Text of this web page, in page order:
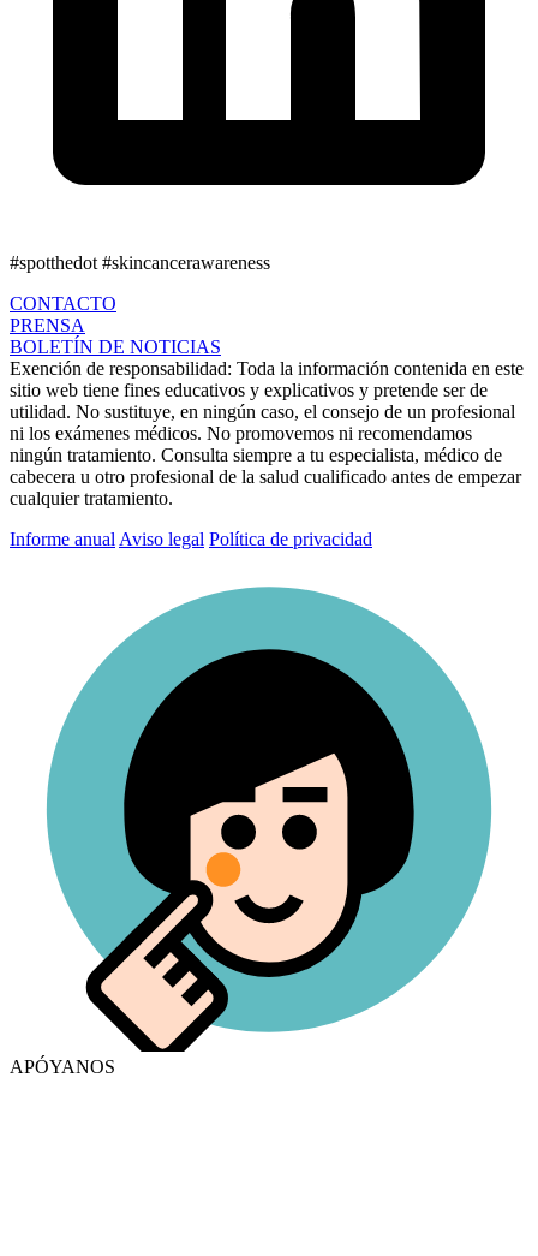
#spotthedot #skincancerawareness
CONTACTO
PRENSA
BOLETÍN DE NOTICIAS
Exención de responsabilidad: Toda la información contenida en este
sitio web tiene fines educativos y explicativos y pretende ser de
utilidad. No sustituye, en ningún caso, el consejo de un profesional
ni los exámenes médicos. No promovemos ni recomendamos
ningún tratamiento. Consulta siempre a tu especialista, médico de
cabecera u otro profesional de la salud cualificado antes de empezar
cualquier tratamiento.
Informe anual Aviso legal Política de privacidad
APÓYANOS